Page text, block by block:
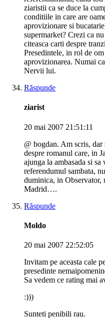
ziaristii ca se duce la
conditiile in care are
aprovizionare si
supermarket? Crezi ca
citeasca carti despre
Presedintele, in rol de
aprovizionarea. Numai
Nervii lui.
Răspunde
ziarist
20 mai 2007 21:51:11
@ bogdan. Am scris,
despre romanul care, in
ajunga la ambasada si sa
referendumul sambata,
duminica, in Observator,
Madrid….
Răspunde
Moldo
20 mai 2007 22:52:05
Invitam pe aceasta cale
presedinte
Sa vedem ce rating mai
:)))
Sunteti penibili rau.